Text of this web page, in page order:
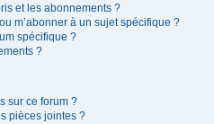
et les abonnements ?
m’abonner à un sujet spécifique ?
spécifique ?
?
sur ce forum ?
pièces jointes ?